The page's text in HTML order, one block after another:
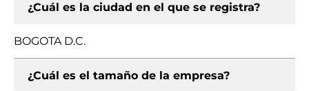
¿Cuál es la ciudad en el que se registra?
BOGOTA D.C.
¿Cuál es el tamaño de la empresa?